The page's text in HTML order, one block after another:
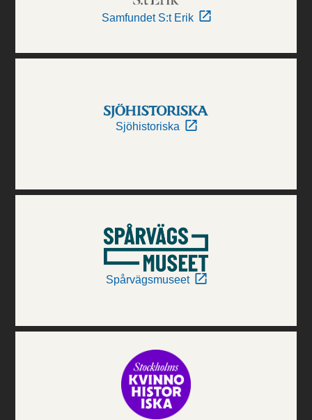
Samfundet S:t Erik
Sjöhistoriska
Spårvägsmuseet